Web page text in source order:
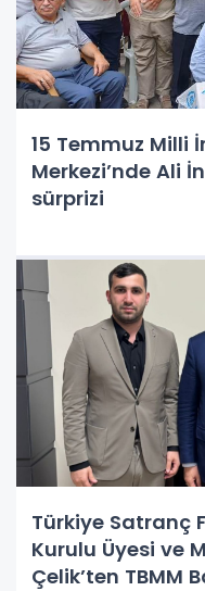
15 Temmuz Milli
Merkezi’nde Ali
sürprizi
Türkiye Satranç
Kurulu Üyesi ve
Çelik’ten TBMM